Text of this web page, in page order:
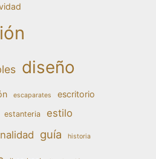
diseño
escaparates escritorio
estanteria estilo
guía historia